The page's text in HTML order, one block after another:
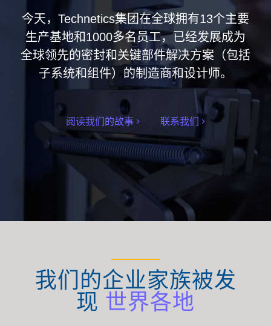
今天，Technetics集团在全球拥有13个主要
生产基地和1000多名员工，已经发展成为
全球领先的密封和关键部件解决方案（包括
子系统和组件）的制造商和设计师。
阅读我们的故事 联系我们
我们的企业家族被发
现 世界各地